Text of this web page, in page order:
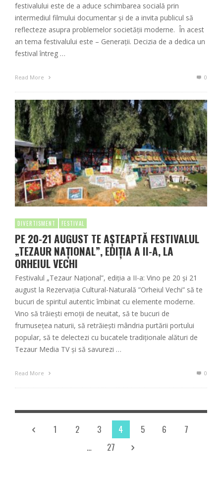
festivalului este de a aduce schimbarea socială prin
intermediul filmului documentar și de a invita publicul să
reflecteze asupra problemelor societății moderne. În acest
an tema festivalului este – Generații. Decizia de a dedica un
festival întreg …
Read More 0
DIVERTISMENT FESTIVAL
PE 20-21 AUGUST TE AȘTEAPTĂ FESTIVALUL
„TEZAUR NAȚIONAL”, EDIȚIA A II-A, LA
ORHEIUL VECHI
Festivalul „Tezaur Național”, ediția a II-a: Vino pe 20 și 21
august la Rezervația Cultural-Naturală ”Orheiul Vechi” să te
bucuri de spiritul autentic îmbinat cu elemente moderne.
Vino să trăiești emoții de neuitat, să te bucuri de
frumusețea naturii, să retrăiești mândria purtării portului
popular, să te delectezi cu bucatele tradiționale alături de
Tezaur Media TV și să savurezi …
Read More 0
1 2 3 4 5 6
7
…
27